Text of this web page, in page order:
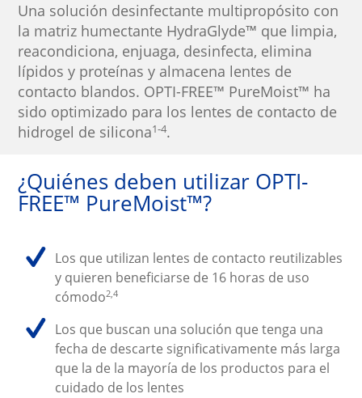
Una solución desinfectante multipropósito con
la matriz humectante HydraGlyde™ que limpia,
reacondiciona, enjuaga, desinfecta, elimina
lípidos y proteínas y almacena lentes de
contacto blandos. OPTI-FREE™ PureMoist™ ha
sido optimizado para los lentes de contacto de
hidrogel de silicona1-4.
¿Quiénes deben utilizar OPTI-
FREE™ PureMoist™?
Los que utilizan lentes de contacto reutilizables
y quieren beneficiarse de 16 horas de uso
cómodo2,4
Los que buscan una solución que tenga una
fecha de descarte significativamente más larga
que la de la mayoría de los productos para el
cuidado de los lentes